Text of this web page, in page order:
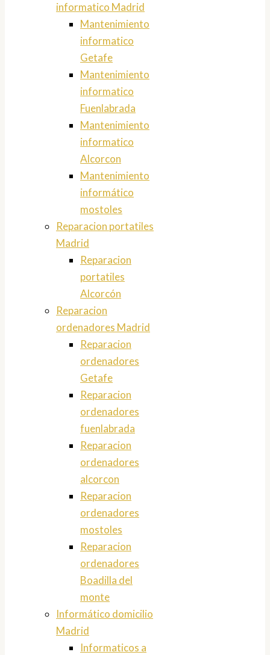
informatico Madrid
Mantenimiento
informatico
Getafe
Mantenimiento
informatico
Fuenlabrada
Mantenimiento
informatico
Alcorcon
Mantenimiento
informático
mostoles
Reparacion portatiles
Madrid
Reparacion
portatiles
Alcorcón
Reparacion
ordenadores Madrid
Reparacion
ordenadores
Getafe
Reparacion
ordenadores
fuenlabrada
Reparacion
ordenadores
alcorcon
Reparacion
ordenadores
mostoles
Reparacion
ordenadores
Boadilla del
monte
Informático domicilio
Madrid
Informaticos a